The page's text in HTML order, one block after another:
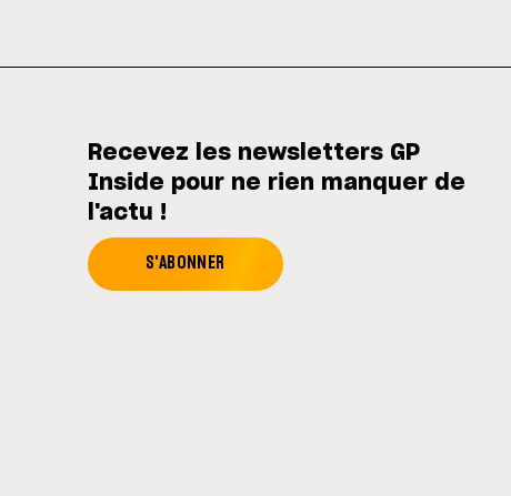
Recevez les newsletters GP
Inside pour ne rien manquer de
l'actu !
S'ABONNER